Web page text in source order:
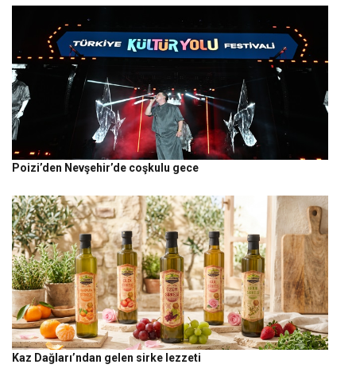
Poizi’den Nevşehir’de coşkulu gece
Kaz Dağları’ndan gelen sirke lezzeti